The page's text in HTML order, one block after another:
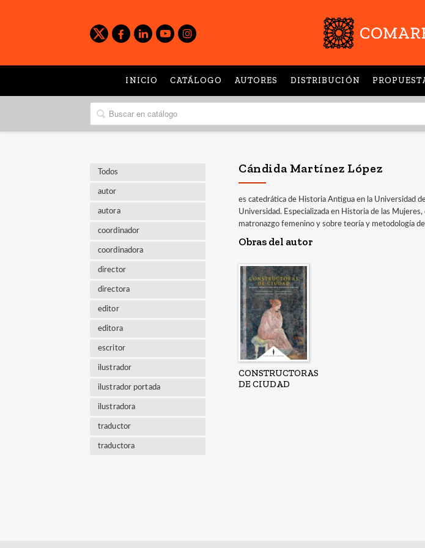
INICIO CATÁLOGO AUTORES DISTRIBUCIÓN
Todos
autor
autora
coordinador
coordinadora
director
directora
editor
editora
escritor
ilustrador
ilustrador portada
ilustradora
traductor
traductora
Cándida Martínez López
es catedrática de Historia Antigua en la Universidad
Universidad. Especializada en Historia de las
matronazgo femenino y sobre teoría y metodología
Obras del autor
CONSTRUCTORAS
DE CIUDAD